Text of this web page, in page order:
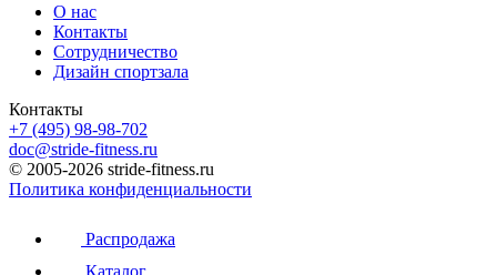
О нас
Контакты
Сотрудничество
Дизайн спортзала
Контакты
+7 (495) 98-98-702
doc@stride-fitness.ru
© 2005-2026 stride-fitness.ru
Политика конфиденциальности
Распродажа
Каталог